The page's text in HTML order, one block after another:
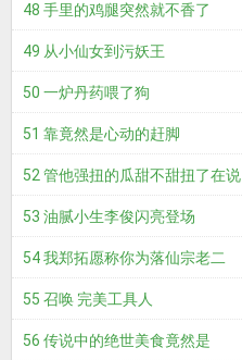
48 手里的鸡腿突然就不香了
49 从小仙女到污妖王
50 一炉丹药喂了狗
51 靠竟然是心动的赶脚
52 管他强扭的瓜甜不甜扭了在说
53 油腻小生李俊闪亮登场
54 我郑拓愿称你为落仙宗老二
55 召唤 完美工具人
56 传说中的绝世美食竟然是